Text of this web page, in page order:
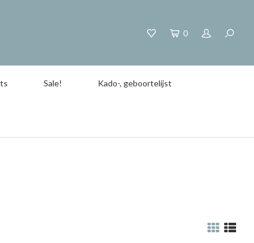
0
Sale! Kado-, geboortelijst